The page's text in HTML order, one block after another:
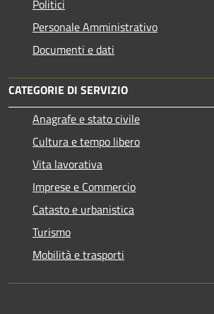
Politici
Personale Amministrativo
Documenti e dati
CATEGORIE DI SERVIZIO
Anagrafe e stato civile
Cultura e tempo libero
Vita lavorativa
Imprese e Commercio
Catasto e urbanistica
Turismo
Mobilità e trasporti